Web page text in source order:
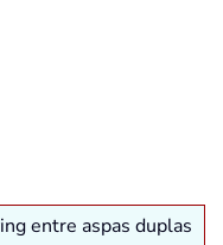
entre aspas duplas